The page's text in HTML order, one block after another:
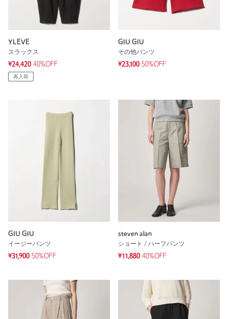
YLEVE
スラックス
¥24,420 40%OFF
再入荷
GIU GIU
その他パンツ
¥23,100 50%OFF
GIU GIU
イージーパンツ
¥31,900 50%OFF
steven alan
ショート / ハーフパンツ
¥11,880 40%OFF